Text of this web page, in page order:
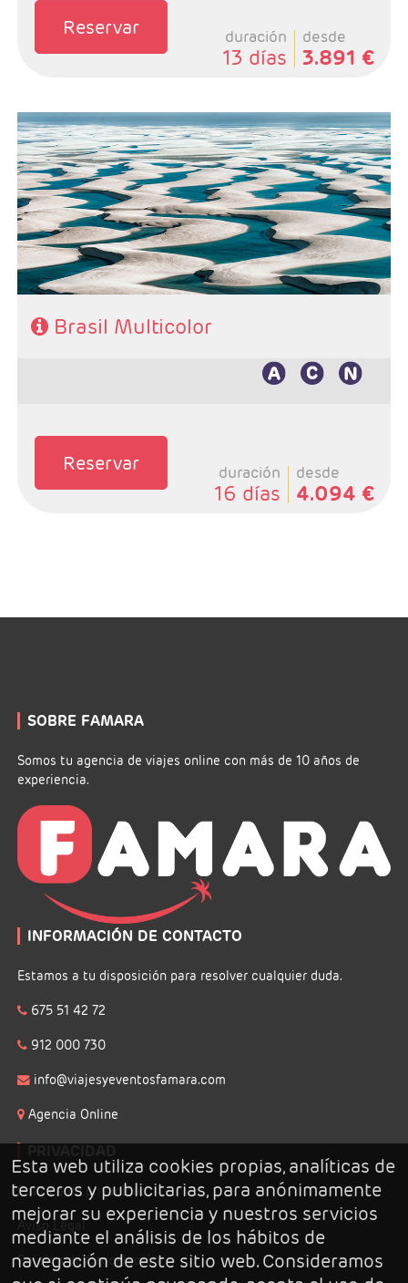
Reservar duración
13 días
desde
3.891 €
- Salidas: Diarias
- Ruta: 3 noches Rio, 3 noches Amazonía, 1 noche
Manaos, 2 noche Sao Luis, 2 noches Barreirinhas y 3
noches Salvador
- Categoría hotelera: De libre elección
- Régimen: Según programa
Brasil Multicolor
Reservar duración
16 días
desde
4.094 €
SOBRE FAMARA
Somos tu agencia de viajes online con más de 10 años de
experiencia.
INFORMACIÓN DE CONTACTO
Estamos a tu disposición para resolver cualquier duda.
675 51 42 72
912 000 730
info@viajesyeventosfamara.com
Agencia Online
Politica de privacidad
Aviso Legal
Politica de Cancelación
Esta web utiliza cookies propias, analíticas de
terceros y publicitarias, para anónimamente
mejorar su experiencia y nuestros servicios
mediante el análisis de los hábitos de
navegación de este sitio web. Consideramos